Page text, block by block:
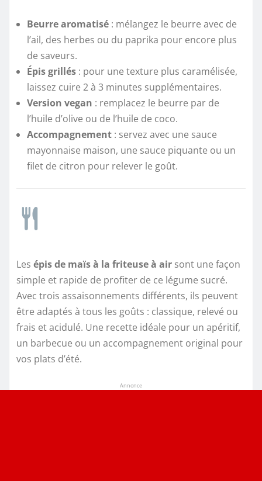
Beurre aromatisé : mélangez le beurre avec de
l’ail, des herbes ou du paprika pour encore plus
de saveurs.
Épis grillés : pour une texture plus caramélisée,
laissez cuire 2 à 3 minutes supplémentaires.
Version vegan : remplacez le beurre par de
l’huile d’olive ou de l’huile de coco.
Accompagnement : servez avec une sauce
mayonnaise maison, une sauce piquante ou un
filet de citron pour relever le goût.
Les épis de maïs à la friteuse à air sont une façon
simple et rapide de profiter de ce légume sucré.
Avec trois assaisonnements différents, ils peuvent
être adaptés à tous les goûts : classique, relevé ou
frais et acidulé. Une recette idéale pour un apéritif,
un barbecue ou un accompagnement original pour
vos plats d’été.
Annonce